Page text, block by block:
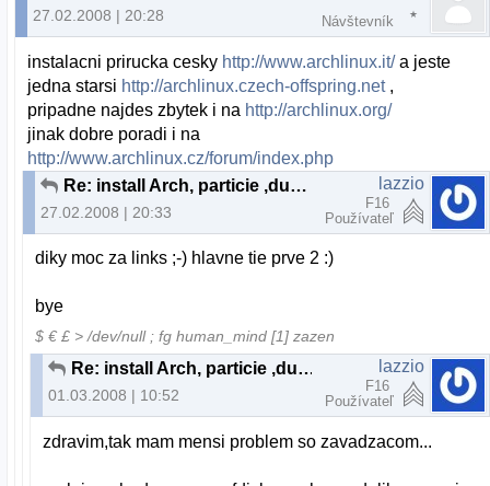
27.02.2008 | 20:28 Návštevník
instalacni prirucka cesky http://www.archlinux.it/a jeste
jedna starsi http://archlinux.czech-offspring.net,
pripadne najdes zbytek i na http://archlinux.org/
jinak dobre poradi i na
http://www.archlinux.cz/forum/index.php
Re: install Arch, particie ,dual boot
27.02.2008 | 20:33
lazzio
F16
Používateľ
diky moc za links ;-) hlavne tie prve 2 :)
bye
$ € £ > /dev/null ; fg human_mind [1] zazen
Re: install Arch, particie ,dual boot
01.03.2008 | 10:52
lazzio
F16
Používateľ
zdravim,tak mam mensi problem so zavadzacom...